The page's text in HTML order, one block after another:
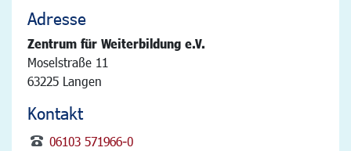
Adresse
Zentrum für Weiterbildung e.V.
Moselstraße 11
63225 Langen
Kontakt
06103 571966-0